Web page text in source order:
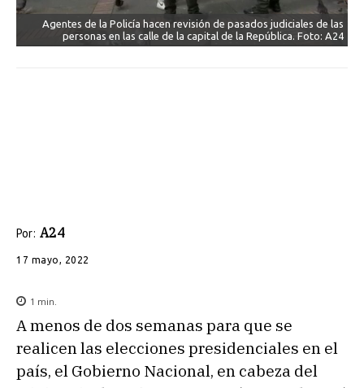
Agentes de la Policía hacen revisión de pasados judiciales de las
personas en las calle de la capital de la República. Foto: A24
Por: A24
17 mayo, 2022
1 min.
A menos de dos semanas para que se
realicen las elecciones presidenciales en el
país, el Gobierno Nacional, en cabeza del